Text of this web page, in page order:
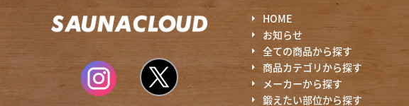
HOME
お知らせ
全ての商品から探す
商品カテゴリから探す
メーカーから探す
鍛えたい部位から探す